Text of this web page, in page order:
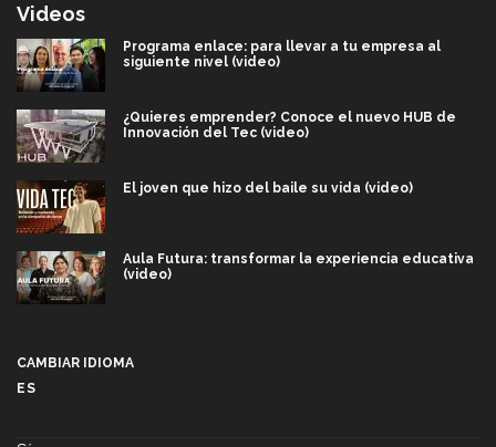
Videos
Programa enlace: para llevar a tu empresa al
siguiente nivel (video)
¿Quieres emprender? Conoce el nuevo HUB de
Innovación del Tec (video)
El joven que hizo del baile su vida (video)
Aula Futura: transformar la experiencia educativa
(video)
CAMBIAR IDIOMA
ES